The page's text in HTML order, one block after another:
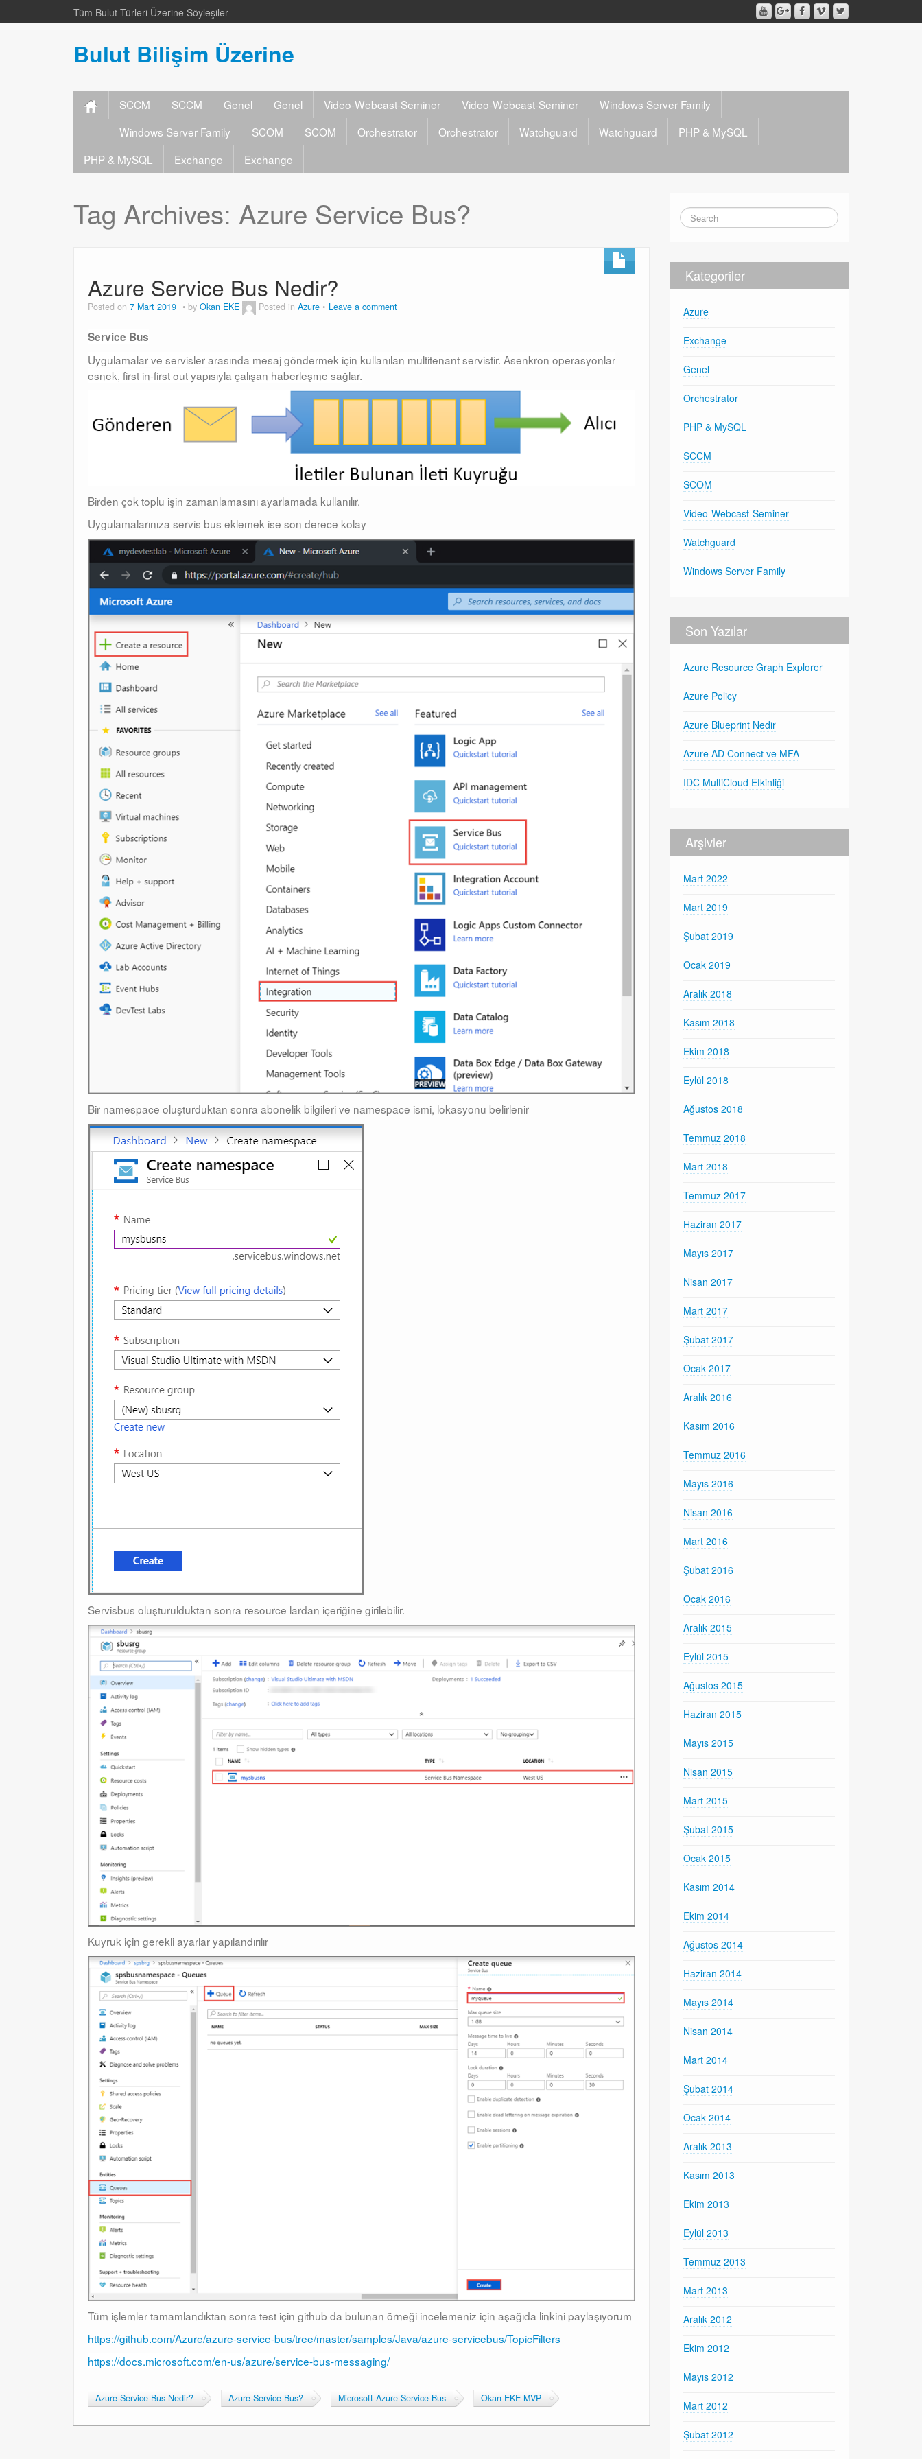
Tüm Bulut Türleri Üzerine Söyleşiler
Bulut Bilişim Üzerine
SCCM SCCM Genel Genel Video-Webcast-Seminer Video-Webcast-Seminer
Windows Server Family
Windows Server Family
SCOM SCOM Orchestrator Orchestrator Watchguard Watchguard
PHP & MySQL
PHP & MySQL
Exchange Exchange
Tag Archives: Azure Service Bus?
Azure Service Bus Nedir?
Posted on 7 Mart 2019 by Okan EKE Posted in Azure Leave a comment
Service Bus
Uygulamalar ve servisler arasında mesaj göndermek için kullanılan multitenant servistir. Asenkron operasyonlar
esnek, first in-first out yapısıyla çalışan haberleşme sağlar.
Birden çok toplu işin zamanlamasını ayarlamada kullanılır.
Uygulamalarınıza servis bus eklemek ise son derece kolay
Bir namespace oluşturduktan sonra abonelik bilgileri ve namespace ismi, lokasyonu belirlenir
Servisbus oluşturulduktan sonra resource lardan içeriğine girilebilir.
Kuyruk için gerekli ayarlar yapılandırılır
Tüm işlemler tamamlandıktan sonra test için github da bulunan örneği incelemeniz için aşağıda linkini paylaşıyorum
https://github.com/Azure/azure-service-bus/tree/master/samples/Java/azure-servicebus/TopicFilters
https://docs.microsoft.com/en-us/azure/service-bus-messaging/
Azure Service Bus Nedir? Azure Service Bus? Microsoft Azure Service Bus Okan EKE MVP
Kategoriler
Azure
Exchange
Genel
Orchestrator
PHP & MySQL
SCCM
SCOM
Video-Webcast-Seminer
Watchguard
Windows Server Family
Son Yazılar
Azure Resource Graph Explorer
Azure Policy
Azure Blueprint Nedir
Azure AD Connect ve MFA
IDC MultiCloud Etkinliği
Arşivler
Mart 2022
Mart 2019
Şubat 2019
Ocak 2019
Aralık 2018
Kasım 2018
Ekim 2018
Eylül 2018
Ağustos 2018
Temmuz 2018
Mart 2018
Temmuz 2017
Haziran 2017
Mayıs 2017
Nisan 2017
Mart 2017
Şubat 2017
Ocak 2017
Aralık 2016
Kasım 2016
Temmuz 2016
Mayıs 2016
Nisan 2016
Mart 2016
Şubat 2016
Ocak 2016
Aralık 2015
Eylül 2015
Ağustos 2015
Haziran 2015
Mayıs 2015
Nisan 2015
Mart 2015
Şubat 2015
Ocak 2015
Kasım 2014
Ekim 2014
Ağustos 2014
Haziran 2014
Mayıs 2014
Nisan 2014
Mart 2014
Şubat 2014
Ocak 2014
Aralık 2013
Kasım 2013
Ekim 2013
Eylül 2013
Temmuz 2013
Mart 2013
Aralık 2012
Ekim 2012
Mayıs 2012
Mart 2012
Şubat 2012